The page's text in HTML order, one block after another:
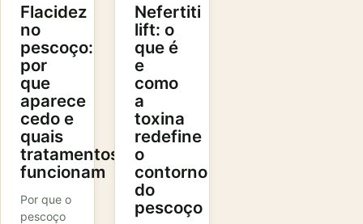
Flacidez
no
pescoço:
por
que
aparece
cedo e
quais
tratamentos
funcionam
Por que o
pescoço
Nefertiti
lift: o
que é
e
como
a
toxina
redefine
o
contorno
do
pescoço